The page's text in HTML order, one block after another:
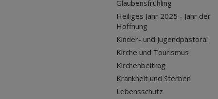
Glaubensfrühling
Heiliges Jahr 2025 - Jahr der
Hoffnung
Kinder- und Jugendpastoral
Kirche und Tourismus
Kirchenbeitrag
Krankheit und Sterben
Lebensschutz